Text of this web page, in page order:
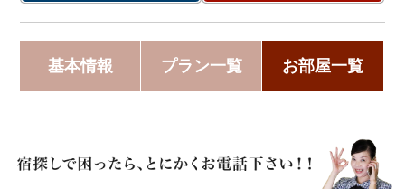
基本情報 プラン一覧 お部屋一覧